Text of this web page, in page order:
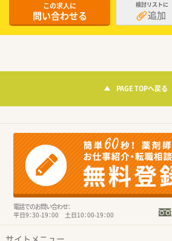
この求人に
問い合わせる
検討リストに
追加
PAGE TOPへ戻る
電話でのお問い合わせ：
平日9：30-19：00 土日10：00-19：00
サイトメニュー